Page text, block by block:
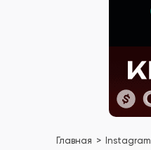
Главная Instagram